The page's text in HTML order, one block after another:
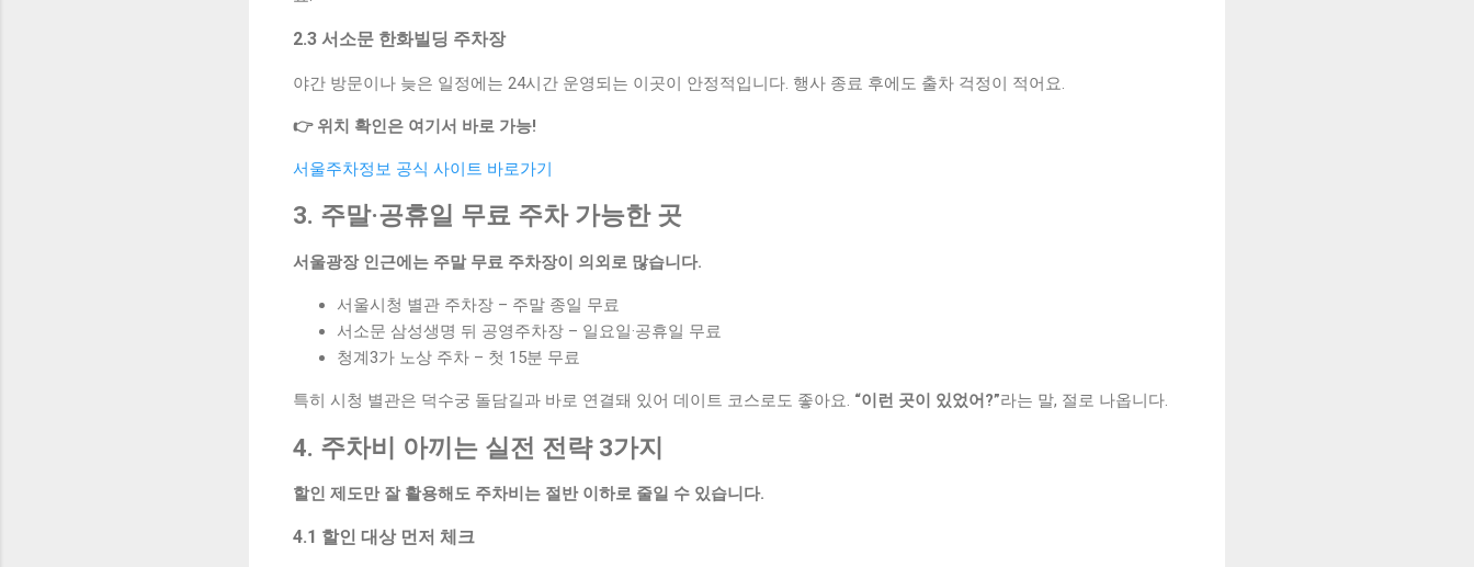
2.3 서소문 한화빌딩 주차장
야간 방문이나 늦은 일정에는 24시간 운영되는 이곳이 안정적입니다. 행사 종료 후에도 출차 걱정이 적어요.
👉 위치 확인은 여기서 바로 가능!
서울주차정보 공식 사이트 바로가기
3. 주말·공휴일 무료 주차 가능한 곳
서울광장 인근에는 주말 무료 주차장이 의외로 많습니다.
서울시청 별관 주차장 – 주말 종일 무료
서소문 삼성생명 뒤 공영주차장 – 일요일·공휴일 무료
청계3가 노상 주차 – 첫 15분 무료
특히 시청 별관은 덕수궁 돌담길과 바로 연결돼 있어 데이트 코스로도 좋아요. “이런 곳이 있었어?”라는 말, 절로 나옵니다.
4. 주차비 아끼는 실전 전략 3가지
할인 제도만 잘 활용해도 주차비는 절반 이하로 줄일 수 있습니다.
4.1 할인 대상 먼저 체크